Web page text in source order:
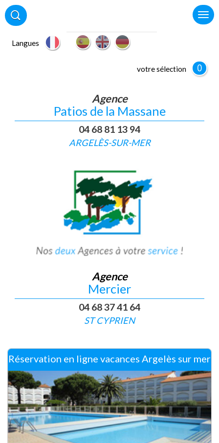
Langues
votre sélection 0
Agence
Patios de la Massane
04 68 81 13 94
ARGELÈS-SUR-MER
Agence
Mercier
04 68 37 41 64
ST CYPRIEN
Réservation en ligne vacances Argelès sur mer